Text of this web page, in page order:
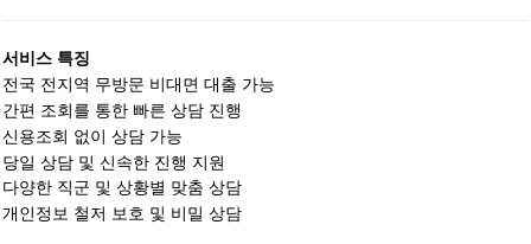
서비스 특징
전국 전지역 무방문 비대면 대출 가능
간편 조회를 통한 빠른 상담 진행
신용조회 없이 상담 가능
당일 상담 및 신속한 진행 지원
다양한 직군 및 상황별 맞춤 상담
개인정보 철저 보호 및 비밀 상담